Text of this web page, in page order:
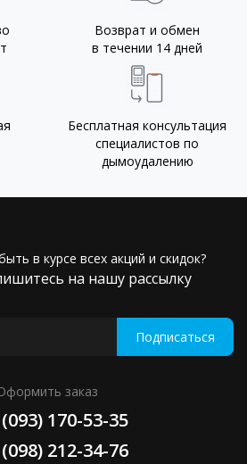
Возврат и обмен
в течении 14 дней
Бесплатная консультация
специалистов по
дымоудалению
в курсе всех акций и скидок?
на нашу рассылку
Подписаться
заказ
170-53-35
212-34-76